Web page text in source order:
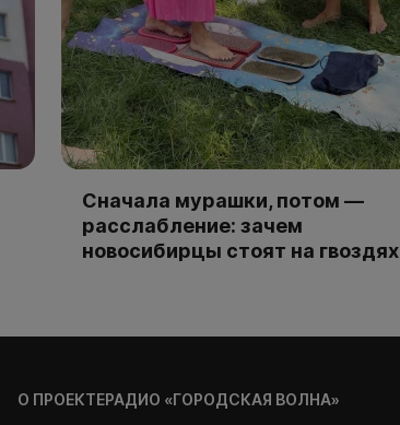
Сначала мурашки, потом —
расслабление: зачем
новосибирцы стоят на гвоздях
О ПРОЕКТЕРАДИО «ГОРОДСКАЯ ВОЛНА»